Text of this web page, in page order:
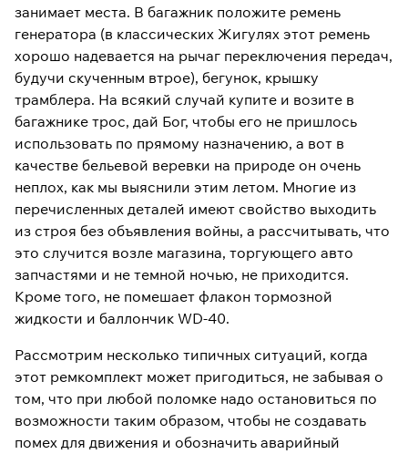
занимает места. В багажник положите ремень
генератора (в классических Жигулях этот ремень
хорошо надевается на рычаг переключения передач,
будучи скученным втрое), бегунок, крышку
трамблера. На всякий случай купите и возите в
багажнике трос, дай Бог, чтобы его не пришлось
использовать по прямому назначению, а вот в
качестве бельевой веревки на природе он очень
неплох, как мы выяснили этим летом. Многие из
перечисленных деталей имеют свойство выходить
из строя без объявления войны, а рассчитывать, что
это случится возле магазина, торгующего авто
запчастями и не темной ночью, не приходится.
Кроме того, не помешает флакон тормозной
жидкости и баллончик WD-40.
Рассмотрим несколько типичных ситуаций, когда
этот ремкомплект может пригодиться, не забывая о
том, что при любой поломке надо остановиться по
возможности таким образом, чтобы не создавать
помех для движения и обозначить аварийный